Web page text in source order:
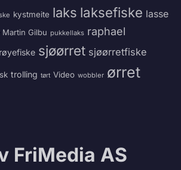
kystmeite laks laksefiske lasse
Martin Gilbu pukkellaks raphael
røyefiske sjøørret sjøørretfiske
trolling tørt Video wobbler ørret
FriMedia AS